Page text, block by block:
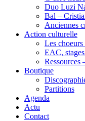
Duo Luzi
Bal –
Anciennes
Action culturelle
Les
EAC,
Ressources
Boutique
Partitions
Agenda
Actu
Contact